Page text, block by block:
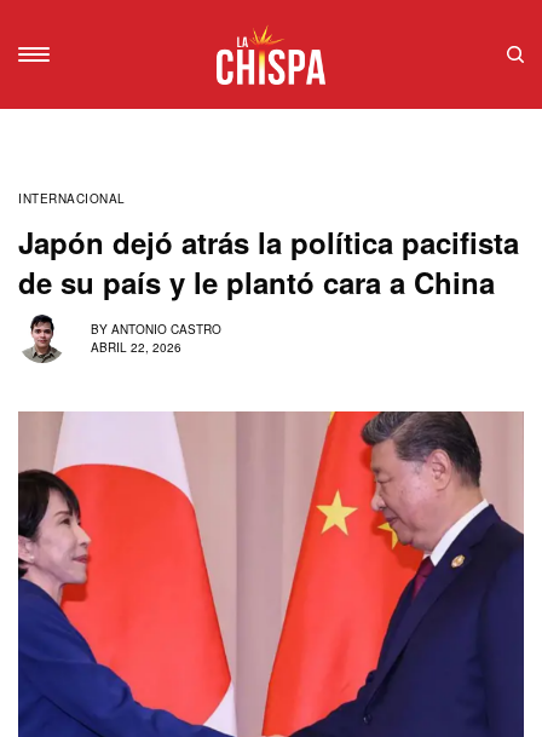
INTERNACIONAL
Japón dejó atrás la política pacifista
de su país y le plantó cara a China
BY ANTONIO CASTRO
ABRIL 22, 2026